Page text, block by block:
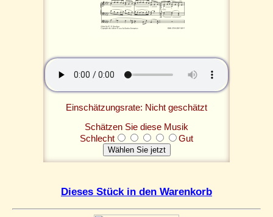
Einschätzungsrate: Nicht geschätzt
Schätzen Sie diese Musik
Schlecht
Gut
Dieses Stück in den Warenkorb